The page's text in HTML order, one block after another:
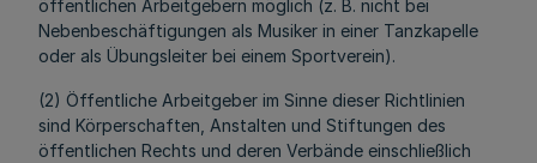
öffentlichen Arbeitgebern möglich (z. B. nicht bei
Nebenbeschäftigungen als Musiker in einer Tanzkapelle
oder als Übungsleiter bei einem Sportverein).
(2) Öffentliche Arbeitgeber im Sinne dieser Richtlinien
sind Körperschaften, Anstalten und Stiftungen des
öffentlichen Rechts und deren Verbände einschließlich